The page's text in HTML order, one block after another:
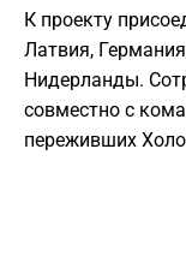
К проекту
Латвия,
Нидерланды.
совместно с
переживших